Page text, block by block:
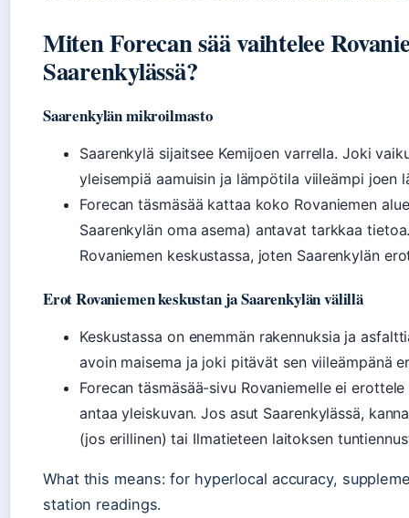
Miten Forecan sää vaihtelee
Saarenkylässä?
Saarenkylän mikroilmasto
Saarenkylä sijaitsee Kemijoen varrella. Joki
yleisempiä aamuisin ja lämpötila viileämpi joen
Forecan täsmäsää kattaa koko Rovaniemen
Saarenkylän oma asema) antavat tarkkaa
Rovaniemen keskustassa, joten Saarenkylän
Erot Rovaniemen keskustan ja Saarenkylän välillä
Keskustassa on enemmän rakennuksia ja
avoin maisema ja joki pitävät sen viileämpänä
Forecan täsmäsää-sivu Rovaniemelle ei
antaa yleiskuvan. Jos asut Saarenkylässä,
(jos erillinen) tai Ilmatieteen laitoksen
What this means: for hyperlocal accuracy,
station readings.